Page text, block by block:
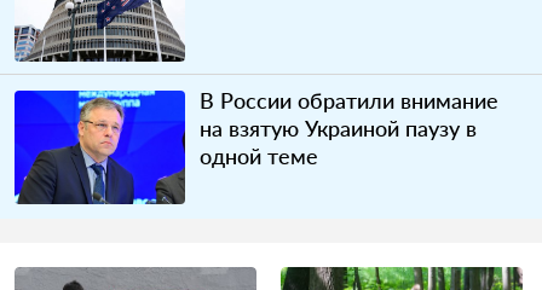
В России обратили внимание
на взятую Украиной паузу в
одной теме